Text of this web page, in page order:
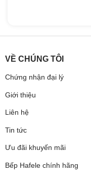
VỀ CHÚNG TÔI
Chứng nhận đại lý
Giới thiệu
Liên hệ
Tin tức
Ưu đãi khuyến mãi
Bếp Hafele chính hãng